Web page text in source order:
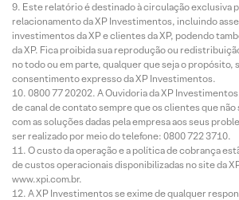
Este relatório é destinado à circulação exclusiva
relacionamento da XP Investimentos, incluindo
investimentos da XP e clientes da XP, podendo
da XP. Fica proibida sua reprodução ou
no todo ou em parte, qualquer que seja o propósito,
consentimento expresso da XP Investimentos.
0800 77 20202. A Ouvidoria da XP
de canal de contato sempre que os clientes que
com as soluções dadas pela empresa aos seus
ser realizado por meio do telefone: 0800 722 3710.
O custo da operação e a política de cobrança
de custos operacionais disponibilizadas no site da
www.xpi.com.br.
A XP Investimentos se exime de qualquer